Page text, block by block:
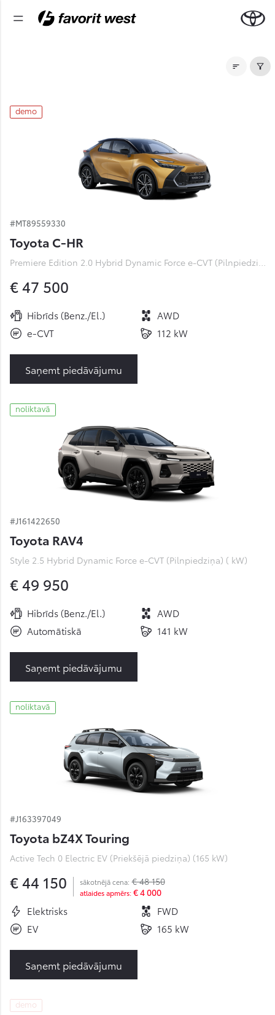
demo
#MT89559330
Toyota C-HR
Premiere Edition 2.0 Hybrid Dynamic Force e-CVT (Pilnpiedziņa) (112 kW)
€ 47 500
Hibrīds (Benz./El.)
AWD
e-CVT
112 kW
Saņemt piedāvājumu
noliktavā
#J161422650
Toyota RAV4
Style 2.5 Hybrid Dynamic Force e-CVT (Pilnpiedziņa) ( kW)
€ 49 950
Hibrīds (Benz./El.)
AWD
Automātiskā
141 kW
Saņemt piedāvājumu
noliktavā
#J163397049
Toyota bZ4X Touring
Active Tech 0 Electric EV (Priekšējā piedziņa) (165 kW)
€ 44 150 sākotnējā cena: € 48 150
atlaides apmērs: € 4 000
Elektrisks
FWD
EV
165 kW
Saņemt piedāvājumu
demo